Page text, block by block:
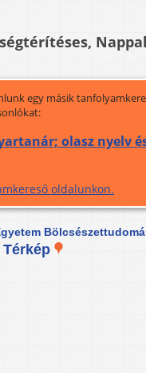
egy másik
olasz nyelv
oldalunkon.
Térkép